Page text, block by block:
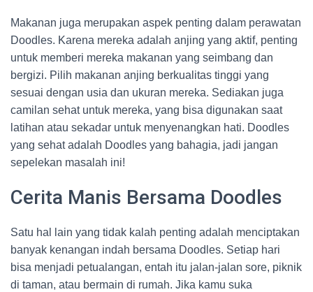
Makanan juga merupakan aspek penting dalam perawatan
Doodles. Karena mereka adalah anjing yang aktif, penting
untuk memberi mereka makanan yang seimbang dan
bergizi. Pilih makanan anjing berkualitas tinggi yang
sesuai dengan usia dan ukuran mereka. Sediakan juga
camilan sehat untuk mereka, yang bisa digunakan saat
latihan atau sekadar untuk menyenangkan hati. Doodles
yang sehat adalah Doodles yang bahagia, jadi jangan
sepelekan masalah ini!
Cerita Manis Bersama Doodles
Satu hal lain yang tidak kalah penting adalah menciptakan
banyak kenangan indah bersama Doodles. Setiap hari
bisa menjadi petualangan, entah itu jalan-jalan sore, piknik
di taman, atau bermain di rumah. Jika kamu suka